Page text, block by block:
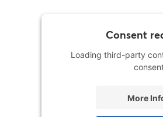
Consent
Loading third-party
More